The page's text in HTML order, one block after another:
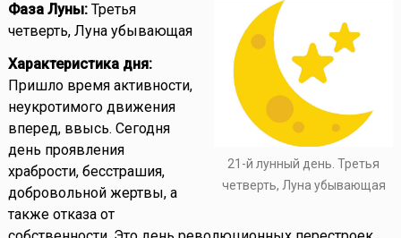
21-й лунный день. Третья
четверть, Луна убывающая
Фаза Луны:Третья
четверть, Луна убывающая
Характеристика дня:
Пришло время активности,
неукротимого движения
вперед, ввысь. Сегодня
день проявления
храбрости, бесстрашия,
добровольной жертвы, а
также отказа от